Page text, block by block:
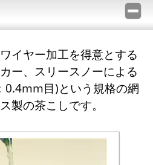
イヤー加工を得意とする
ー、スリースノーによる
0.4mm目)という規格の網
製の茶こしです。